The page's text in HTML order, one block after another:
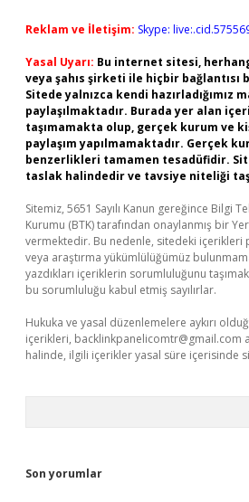
Reklam ve İletişim: Skype:
Yasal Uyarı: Bu internet sitesi,
veya şahıs şirketi ile hiçbir bağlantısı
Sitede yalnızca kendi hazırladığımız
paylaşılmaktadır. Burada yer alan
taşımamakta olup, gerçek kurum ve
paylaşım yapılmamaktadır. Gerçek
benzerlikleri tamamen tesadüfidir.
taslak halindedir ve tavsiye niteliği
Sitemiz, 5651 Sayılı Kanun gereğince Bilgi
Kurumu (BTK) tarafından onaylanmış bir
vermektedir. Bu nedenle, sitedeki
veya araştırma yükümlülüğümüz
yazdıkları içeriklerin sorumluluğunu
bu sorumluluğu kabul etmiş sayılırlar.
Hukuka ve yasal düzenlemelere aykırı
içerikleri, backlinkpanelicomtr@gmail.com
halinde, ilgili içerikler yasal süre içerisinde
Son yorumlar